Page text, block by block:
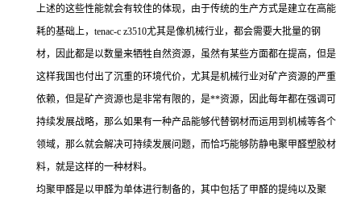
上述的这些性能就会有较佳的体现，由于传统的生产方式是建立在高能
耗的基础上，tenac-c z3510尤其是像机械行业，都会需要大批量的钢
材，因此都是以数量来牺牲自然资源，虽然有某些方面都在提高，但是
这样我国也付出了沉重的环境代价，尤其是机械行业对矿产资源的严重
依赖，但是矿产资源也是非常有限的，是**资源，因此每年都在强调可
持续发展战略，那么如果有一种产品能够代替钢材而运用到机械等各个
领域，那么就会解决可持续发展问题，而恰巧能够防静电聚甲醛塑胶材
料，就是这样的一种材料。
均聚甲醛是以甲醛为单体进行制备的，其中包括了甲醛的提纯以及聚